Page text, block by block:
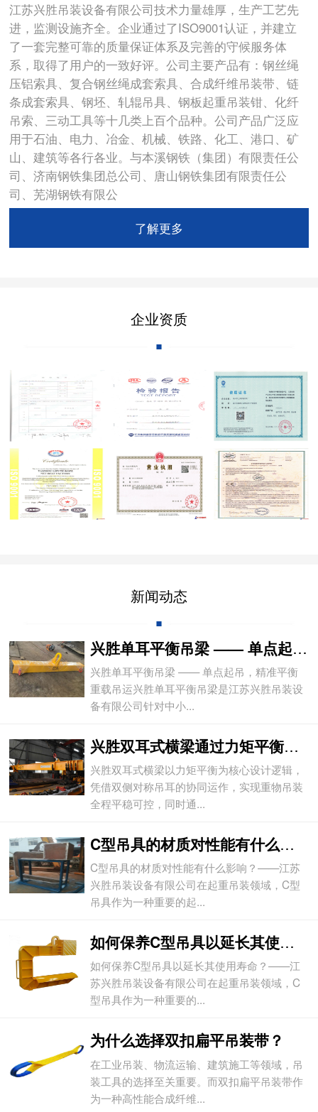
江苏兴胜吊装设备有限公司技术力量雄厚，生产工艺先
进，监测设施齐全。企业通过了ISO9001认证，并建立
了一套完整可靠的质量保证体系及完善的守候服务体
系，取得了用户的一致好评。公司主要产品有：钢丝绳
压铝索具、复合钢丝绳成套索具、合成纤维吊装带、链
条成套索具、钢坯、轧辊吊具、钢板起重吊装钳、化纤
吊索、三动工具等十几类上百个品种。公司产品广泛应
用于石油、电力、冶金、机械、铁路、化工、港口、矿
山、建筑等各行各业。与本溪钢铁（集团）有限责任公
司、济南钢铁集团总公司、唐山钢铁集团有限责任公
司、芜湖钢铁有限公
了解更多
企业资质
新闻动态
兴胜单耳平衡吊梁 —— 单点起吊，精准平
兴胜单耳平衡吊梁 —— 单点起吊，精准平衡
重载吊运兴胜单耳平衡吊梁是江苏兴胜吊装设
备有限公司针对中小...
兴胜双耳式横梁通过力矩平衡实现重物平稳吊
兴胜双耳式横梁以力矩平衡为核心设计逻辑，
凭借双侧对称吊耳的协同运作，实现重物吊装
全程平稳可控，同时通...
C型吊具的材质对性能有什么影响？
C型吊具的材质对性能有什么影响？——江苏
兴胜吊装设备有限公司在起重吊装领域，C型
吊具作为一种重要的起...
如何保养C型吊具以延长其使用寿命？
如何保养C型吊具以延长其使用寿命？——江
苏兴胜吊装设备有限公司在起重吊装领域，C
型吊具作为一种重要的...
为什么选择双扣扁平吊装带？
在工业吊装、物流运输、建筑施工等领域，吊
装工具的选择至关重要。而双扣扁平吊装带作
为一种高性能合成纤维...